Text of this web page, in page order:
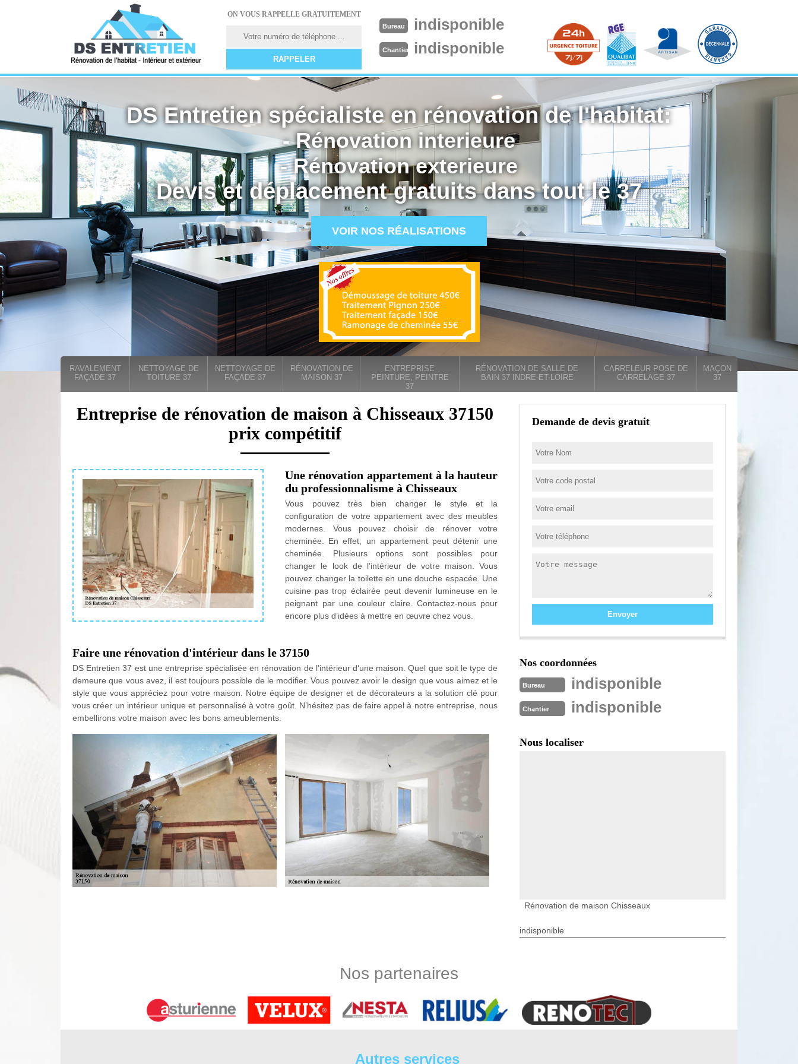
ON VOUS RAPPELLE GRATUITEMENT
Bureau indisponible
Chantier indisponible
DS Entretien spécialiste en rénovation de l'habitat:
- Rénovation interieure
- Rénovation exterieure
Devis et déplacement gratuits dans tout le 37
VOIR NOS RÉALISATIONS
RAVALEMENT
FAÇADE 37
NETTOYAGE DE
TOITURE 37
NETTOYAGE DE
FAÇADE 37
RÉNOVATION DE
MAISON 37
ENTREPRISE
PEINTURE, PEINTRE
37
RÉNOVATION DE SALLE DE
BAIN 37 INDRE-ET-LOIRE
CARRELEUR POSE DE
CARRELAGE 37
MAÇON
37
Entreprise de rénovation de maison à Chisseaux 37150
prix compétitif
Une rénovation appartement à la hauteur
du professionnalisme à Chisseaux
Vous pouvez très bien changer le style et la
configuration de votre appartement avec des meubles
modernes. Vous pouvez choisir de rénover votre
cheminée. En effet, un appartement peut détenir une
cheminée. Plusieurs options sont possibles pour
changer le look de l’intérieur de votre maison. Vous
pouvez changer la toilette en une douche espacée. Une
cuisine pas trop éclairée peut devenir lumineuse en le
peignant par une couleur claire. Contactez-nous pour
encore plus d’idées à mettre en œuvre chez vous.
Faire une rénovation d'intérieur dans le 37150
DS Entretien 37 est une entreprise spécialisée en rénovation de l’intérieur d’une maison. Quel que soit le type de
demeure que vous avez, il est toujours possible de le modifier. Vous pouvez avoir le design que vous aimez et le
style que vous appréciez pour votre maison. Notre équipe de designer et de décorateurs a la solution clé pour
vous créer un intérieur unique et personnalisé à votre goût. N’hésitez pas de faire appel à notre entreprise, nous
embellirons votre maison avec les bons ameublements.
37150, DS Entretien 37 offre à ses clients un prix rénovation intérieure moins cher et imbattable sur le marché.
à contacter DS Entretien 37.
Des travaux d'intérieur avec l’entreprise de rénovation de maison DS Entretien 37
Demande de devis gratuit
Nos coordonnées
Bureau indisponible
Chantier indisponible
Nous localiser
Rénovation de maison Chisseaux
indisponible
Nos partenaires
Autres services